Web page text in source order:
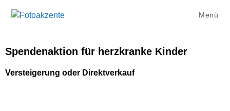
Menü
Spendenaktion für herzkranke Kinder
Versteigerung oder Direktverkauf